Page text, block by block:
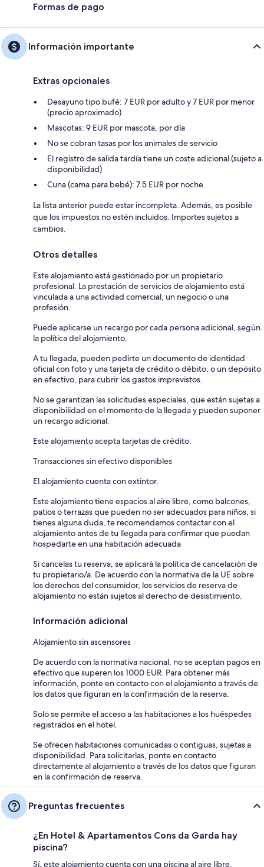
Formas de pago
Información importante
Extras opcionales
Desayuno tipo bufé: 7 EUR por adulto y 7 EUR por menor
(precio aproximado)
Mascotas: 9 EUR por mascota, por día
No se cobran tasas por los animales de servicio
El registro de salida tardía tiene un coste adicional (sujeto a
disponibilidad)
Cuna (cama para bebé): 7.5 EUR por noche.
La lista anterior puede estar incompleta. Además, es posible
que los impuestos no estén incluidos. Importes sujetos a
cambios.
Otros detalles
Este alojamiento está gestionado por un propietario
profesional. La prestación de servicios de alojamiento está
vinculada a una actividad comercial, un negocio o una
profesión.
Puede aplicarse un recargo por cada persona adicional, según
la política del alojamiento.
A tu llegada, pueden pedirte un documento de identidad
oficial con foto y una tarjeta de crédito o débito, o un depósito
en efectivo, para cubrir los gastos imprevistos.
No se garantizan las solicitudes especiales, que están sujetas a
disponibilidad en el momento de la llegada y pueden suponer
un recargo adicional.
Este alojamiento acepta tarjetas de crédito.
Transacciones sin efectivo disponibles
El alojamiento cuenta con extintor.
Este alojamiento tiene espacios al aire libre, como balcones,
patios o terrazas que pueden no ser adecuados para niños; si
tienes alguna duda, te recomendamos contactar con el
alojamiento antes de tu llegada para confirmar que puedan
hospedarte en una habitación adecuada
Si cancelas tu reserva, se aplicará la política de cancelación de
tu propietario/a. De acuerdo con la normativa de la UE sobre
los derechos del consumidor, los servicios de reserva de
alojamiento no están sujetos al derecho de desistimiento.
Información adicional
Alojamiento sin ascensores
De acuerdo con la normativa nacional, no se aceptan pagos en
efectivo que superen los 1000 EUR. Para obtener más
información, ponte en contacto con el alojamiento a través de
los datos que figuran en la confirmación de la reserva.
Solo se permite el acceso a las habitaciones a los huéspedes
registrados en el hotel.
Se ofrecen habitaciones comunicadas o contiguas, sujetas a
disponibilidad. Para solicitarlas, ponte en contacto
directamente al alojamiento a través de los datos que figuran
en la confirmación de reserva.
Preguntas frecuentes
¿En Hotel & Apartamentos Cons da Garda hay
piscina?
Sí, este alojamiento cuenta con una piscina al aire libre.